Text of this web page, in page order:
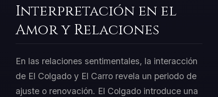
Interpretación en el
Amor y Relaciones
En las relaciones sentimentales, la interacción
de El Colgado y El Carro revela un periodo de
ajuste o renovación. El Colgado introduce una